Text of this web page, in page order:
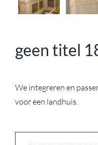
geen titel
We integreren en
voor een landhuis.